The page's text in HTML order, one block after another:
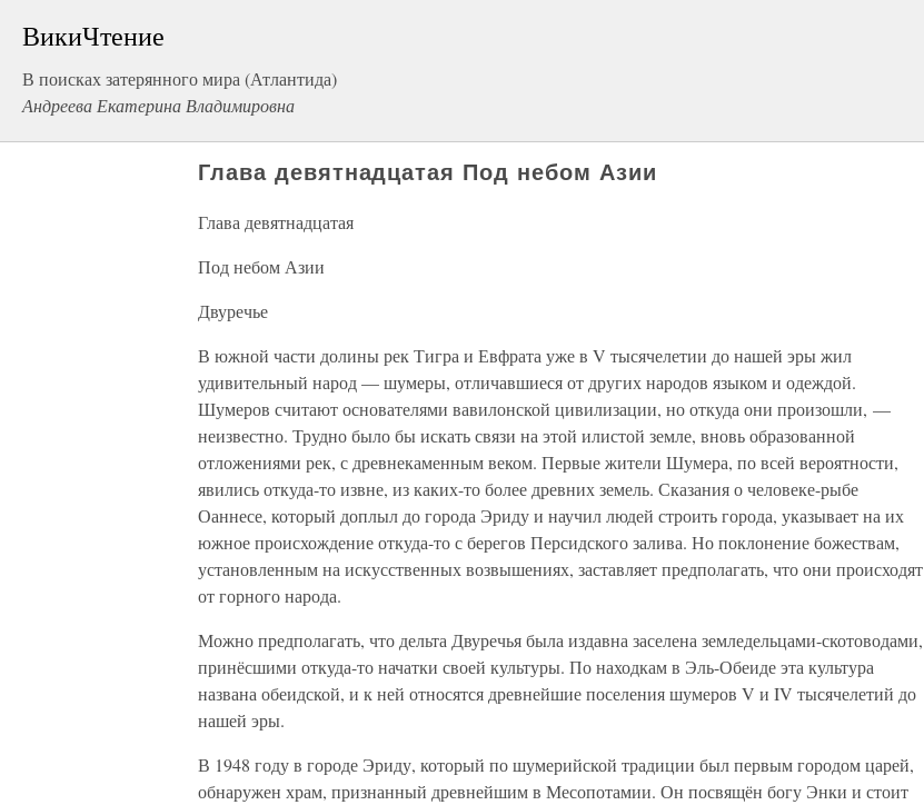
ВикиЧтение
В поисках затерянного мира (Атлантида)
Андреева Екатерина Владимировна
Глава девятнадцатая Под небом Азии
Глава девятнадцатая
Под небом Азии
Двуречье
В южной части долины рек Тигра и Евфрата уже в V тысячелетии до нашей эры жил
удивительный народ — шумеры, отличавшиеся от других народов языком и одеждой.
Шумеров считают основателями вавилонской цивилизации, но откуда они произошли, —
неизвестно. Трудно было бы искать связи на этой илистой земле, вновь образованной
отложениями рек, с древнекаменным веком. Первые жители Шумера, по всей вероятности,
явились откуда-то извне, из каких-то более древних земель. Сказания о человеке-рыбе
Оаннесе, который доплыл до города Эриду и научил людей строить города, указывает на их
южное происхождение откуда-то с берегов Персидского залива. Но поклонение божествам,
установленным на искусственных возвышениях, заставляет предполагать, что они происходят
от горного народа.
Можно предполагать, что дельта Двуречья была издавна заселена земледельцами-скотоводами,
принёсшими откуда-то начатки своей культуры. По находкам в Эль-Обеиде эта культура
названа обеидской, и к ней относятся древнейшие поселения шумеров V и IV тысячелетий до
нашей эры.
В 1948 году в городе Эриду, который по шумерийской традиции был первым городом царей,
обнаружен храм, признанный древнейшим в Месопотамии. Он посвящён богу Энки и стоит